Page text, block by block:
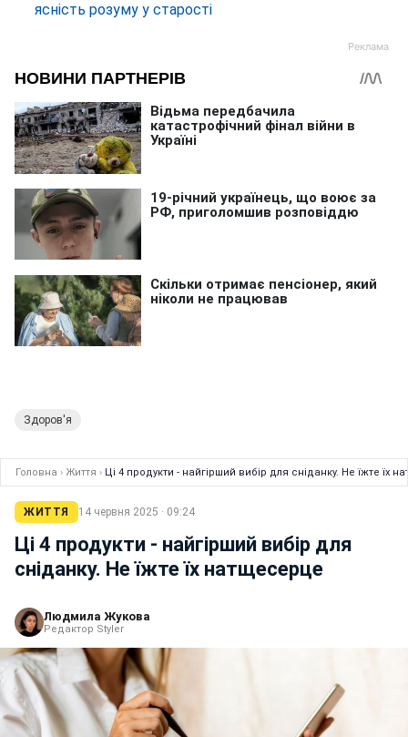
ясність розуму у старості
Здоров'я
Головна › Життя › Ці 4 продукти - найгірший вибір для сніданку. Не їжте їх
ЖИТТЯ 14 червня 2025 · 09:24
Ці 4 продукти - найгірший вибір для
сніданку. Не їжте їх натщесерце
Людмила Жукова
Редактор Styler